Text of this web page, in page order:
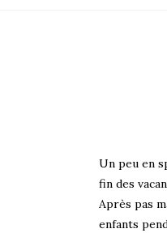
Un peu en
fin des
Après pas
enfants